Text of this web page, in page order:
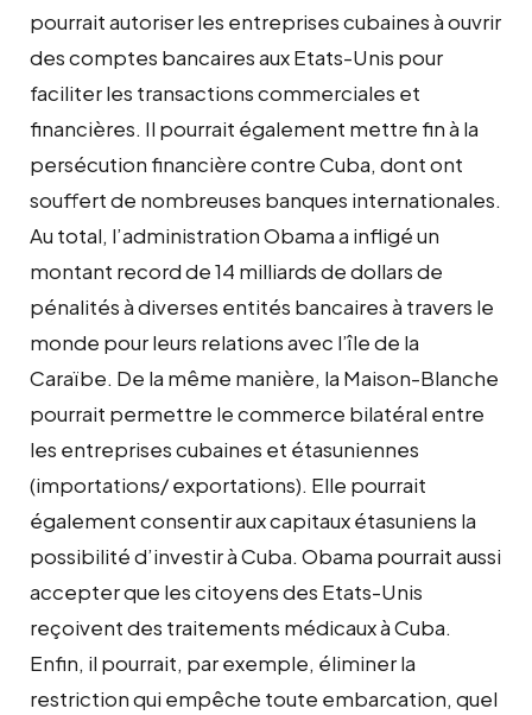
pourrait autoriser les entreprises cubaines à ouvrir
des comptes bancaires aux Etats-Unis pour
faciliter les transactions commerciales et
financières. Il pourrait également mettre fin à la
persécution financière contre Cuba, dont ont
souffert de nombreuses banques internationales.
Au total, l’administration Obama a infligé un
montant record de 14 milliards de dollars de
pénalités à diverses entités bancaires à travers le
monde pour leurs relations avec l’île de la
Caraïbe. De la même manière, la Maison-Blanche
pourrait permettre le commerce bilatéral entre
les entreprises cubaines et étasuniennes
(importations/ exportations). Elle pourrait
également consentir aux capitaux étasuniens la
possibilité d’investir à Cuba. Obama pourrait aussi
accepter que les citoyens des Etats-Unis
reçoivent des traitements médicaux à Cuba.
Enfin, il pourrait, par exemple, éliminer la
restriction qui empêche toute embarcation, quel